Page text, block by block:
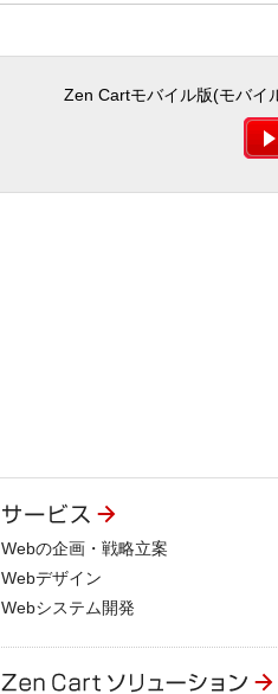
Zen Cartモバイル版(モバイ
Webの企画・戦略立案
Webデザイン
Webシステム開発